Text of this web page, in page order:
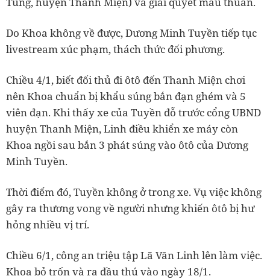
Do Khoa không về được, Dương Minh Tuyền tiếp tục
livestream xúc phạm, thách thức đối phương.
Chiều 4/1, biết đối thủ đi ôtô đến Thanh Miện chơi
nên Khoa chuẩn bị khẩu súng bắn đạn ghém và 5
viên đạn. Khi thấy xe của Tuyền đỗ trước cổng UBND
huyện Thanh Miện, Linh điều khiển xe máy còn
Khoa ngồi sau bắn 3 phát súng vào ôtô của Dương
Minh Tuyền.
Thời điểm đó, Tuyền không ở trong xe. Vụ việc không
gây ra thương vong về người nhưng khiến ôtô bị hư
hỏng nhiều vị trí.
Chiều 6/1, công an triệu tập Lã Văn Linh lên làm việc.
Khoa bỏ trốn và ra đầu thú vào ngày 18/1.